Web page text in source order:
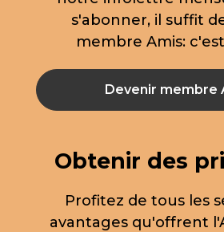
s'abonner, il suffit
membre Amis:
Devenir membre
Obtenir des
Profitez de tous les
avantages qu'offrent